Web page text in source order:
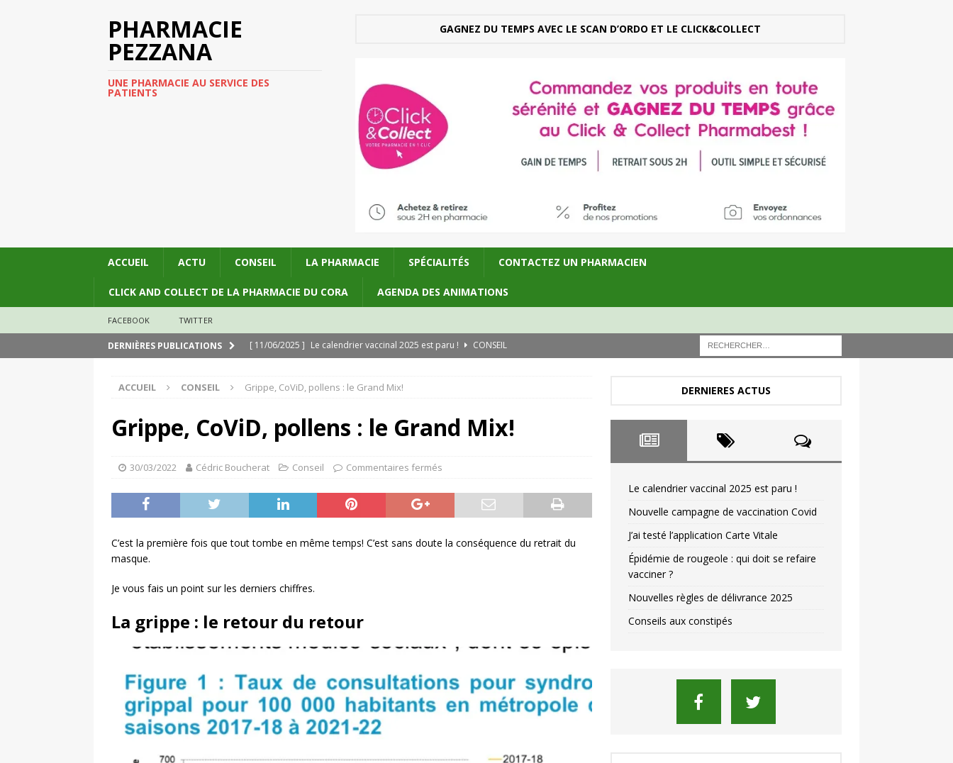
PHARMACIE
PEZZANA
UNE PHARMACIE AU SERVICE DES
PATIENTS
GAGNEZ DU TEMPS AVEC LE SCAN D’ORDO ET LE CLICK&COLLECT
ACCUEIL ACTU CONSEIL LA PHARMACIE SPÉCIALITÉS CONTACTEZ UN PHARMACIEN
CLICK AND COLLECT DE LA PHARMACIE DU CORA AGENDA DES ANIMATIONS
FACEBOOK TWITTER
DERNIÈRES PUBLICATIONS [ 11/06/2025 ] Le calendrier vaccinal 2025 est paru !
CONSEIL
[ 24/03/2025 ] J’ai testé l’application Carte Vitale
[ 24/03/2025 ] Épidémie de rougeole : qui doit se refaire vacciner ?
[ 13/02/2025 ]
[ 31/08/2020 ] Masques enfant en tissu : le retour
ACCUEIL CONSEIL Grippe, CoViD, pollens : le Grand Mix!
Grippe, CoViD, pollens : le Grand Mix!
30/03/2022 Cédric Boucherat Conseil Commentaires fermés
C’est la première fois que tout tombe en même temps! C’est sans doute la conséquence du retrait du
masque.
Je vous fais un point sur les derniers chiffres.
La grippe : le retour du retour
DERNIERES ACTUS
Le calendrier vaccinal 2025 est paru !
Nouvelle campagne de vaccination Covid
J’ai testé l’application Carte Vitale
Épidémie de rougeole : qui doit se refaire
vacciner ?
Nouvelles règles de délivrance 2025
Conseils aux constipés